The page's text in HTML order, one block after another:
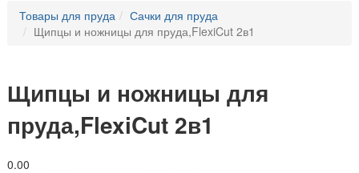
Товары для пруда
Сачки для пруда
Щипцы и ножницы для пруда,FlexiCut 2в1
Щипцы и ножницы для
пруда,FlexiCut 2в1
0.00